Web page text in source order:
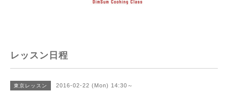
レッスン日程
東京レッスン 2016-02-22 (Mon) 14:30～